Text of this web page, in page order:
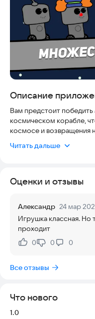
Описание
Вам предстоит
космическом корабле,
космосе и возвращения
Читать дальше
Оценки и отзывы
Александр 24 мар
Игрушка классная. Но
проходит
Нравится:
0Не нравится:
0 0
Все отзывы
Что нового
Версия:
1.0